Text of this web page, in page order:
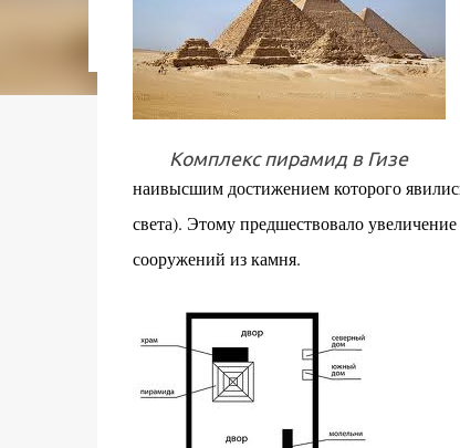
городском конкурсе 2021 года и
качества» от Федерации
современный средиземноморский
прошлом участка с принц...
Комплекс пирамид в Гизе
наивысшим достижением которого
света). Этому предшествовало
сооружений из камня.